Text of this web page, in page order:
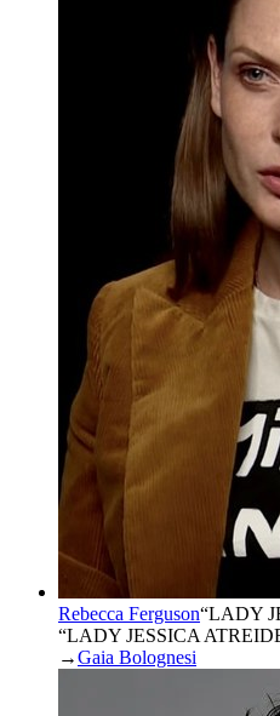
Rebecca Ferguson“LADY
“LADY JESSICA
→Gaia Bolognesi